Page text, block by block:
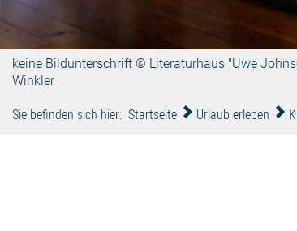
keine Bildunterschrift © Literaturhaus "Uwe
Winkler
Sie befinden sich hier: Startseite Urlaub erleben